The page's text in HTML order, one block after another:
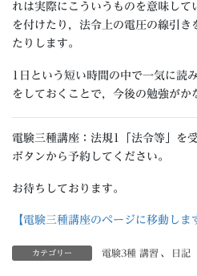
れは実際にこういうものを意味して
を付けたり，法令上の電圧の線引き
たりします。
1日という短い時間の中で一気に読
をしておくことで，今後の勉強がか
電験三種講座：法規1「法令等」を
ボタンから予約してください。
お待ちしております。
【電験三種講座のページに移動しま
カテゴリー 電験3種 講習 、 日記